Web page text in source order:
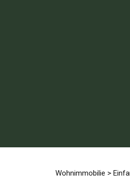
Wohnimmobilie >